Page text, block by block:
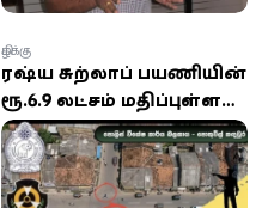
ரஷ்ய சுற்றுலாப் பயணியின்
ரூ.16.9 லட்சம் மதிப்புள்ள
பை திருட்டு: STF
அதிரடியில் சில மணி
நேரத்தில் மீட்பு!
கிழக்கு